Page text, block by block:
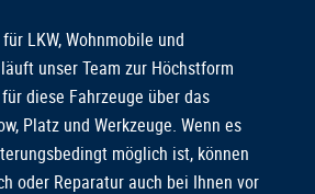
LKW, Wohnmobile und
unser Team zur Höchstform
diese Fahrzeuge über das
Platz und Werkzeuge. Wenn es
möglich ist, können
oder Reparatur auch bei Ihnen vor